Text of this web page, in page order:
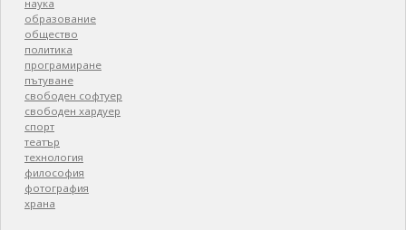
наука
образование
общество
политика
програмиране
пътуване
свободен софтуер
свободен хардуер
спорт
театър
технология
философия
фотография
храна